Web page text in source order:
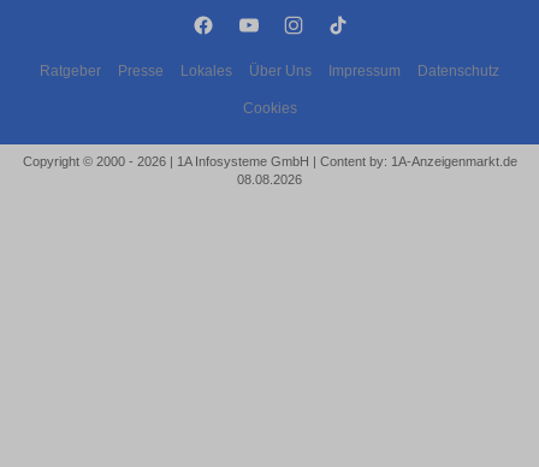
Ratgeber Presse Lokales Über Uns Impressum Datenschutz
Cookies
Copyright © 2000 - 2026 | 1A Infosysteme GmbH | Content by: 1A-Anzeigenmarkt.de
08.08.2026